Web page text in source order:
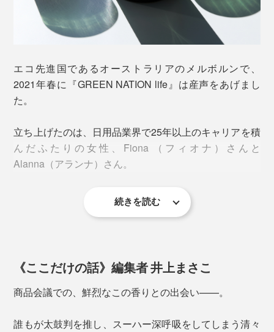
その美しい自然と植物からインスピレーションを受け、
時間をかけて緻密に作り上げた独自のブレンド。
オーストラリア／AUSTRALIA
レモンマートル、サンダルウッド、ユーカリ、パイン
さらに幅広な木製芯だから、一般的なキャンドルよりも
炎が大きく、その絶妙な相性でより溶けやすく、しっか
息をふきかけて火を消すこともできますが、火が点いて
をガラス容器内に閉じ込めながら消火できるのでおすす
エコ先進国であるオーストラリアのメルボルンで、
2021年春に『GREEN NATION life』は産声をあげまし
た。
立ち上げたのは、日用品業界で25年以上のキャリアを積
んだふたりの女性、Fiona （フィオナ）さんと
Alanna（アランナ）さん。
「オーストラリアは、人間に汚されていない原始的な自
存在だから、自分たちの家で使いたいと思うもの、使っ
た時に気分が上がるものをつくりたい。」
続きを読む
《ここだけの話》編集者 井上まさこ
商品会議での、鮮烈なこの香りとの出会い——。
誰もが太鼓判を推し、スーハー深呼吸をしてしまう清々